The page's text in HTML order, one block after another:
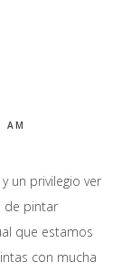
AM
un privilegio ver
de pintar
que estamos
con mucha